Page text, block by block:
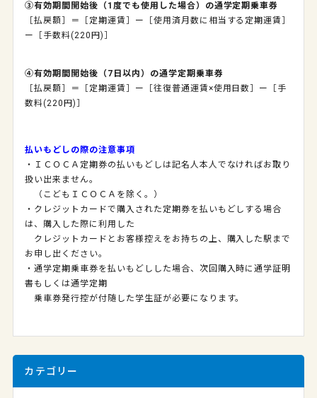
③有効期間開始後（1度でも使用した場合）の通学定期乗車券
［払戻額］＝［定期運賃］ー［使用済月数に相当する定期運賃］
ー［手数料(220円)］
④有効期間開始後（7日以内）の通学定期乗車券
［払戻額］＝［定期運賃］ー［往復普通運賃×使用日数］ー［手
数料(220円)］
払いもどしの際の注意事項
・ＩＣＯＣＡ定期券の払いもどしは記名人本人でなければお取り
扱い出来ません。
（こどもＩＣＯＣＡを除く。）
・クレジットカードで購入された定期券を払いもどしする場合
は、購入した際に利用した
クレジットカードとお客様控えをお持ちの上、購入した駅まで
お申し出ください。
・通学定期乗車券を払いもどしした場合、次回購入時に通学証明
書もしくは通学定期
乗車券発行控が付随した学生証が必要になります。
カテゴリー